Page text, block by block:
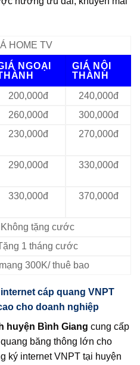
HOME TV
NGOẠI
GIÁ NỘI
THÀNH
200,000đ
240,000đ
260,000đ
300,000đ
230,000đ 270,000đ
290,000đ 330,000đ
330,000đ 370,000đ
Không tặng cước
1 tháng cước
300K/ thuê bao
cáp quang VNPT
cho doanh nghiệp
huyện Bình Giang cung cấp
băng thông lớn cho
ký internet VNPT tại huyện